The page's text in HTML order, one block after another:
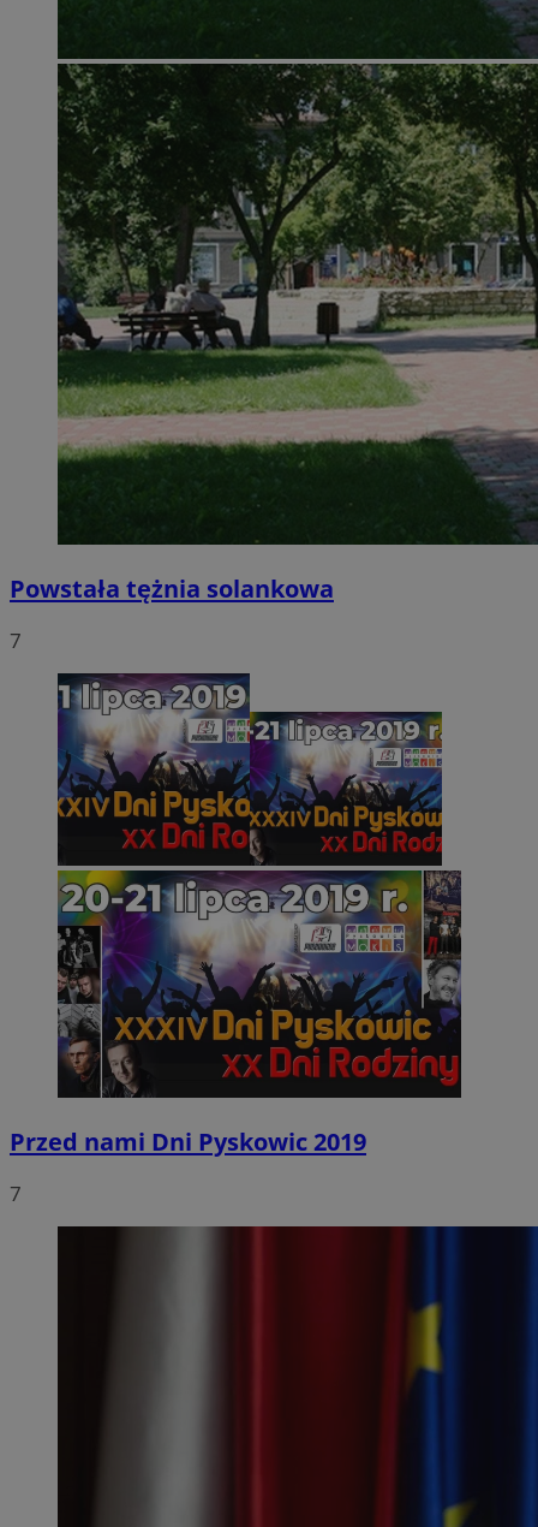
Powstała tężnia solankowa
7
Przed nami Dni Pyskowic 2019
7